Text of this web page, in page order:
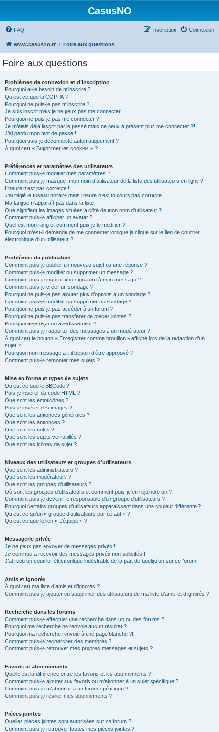
CasusNO
FAQ Connexion
Inscription
www.casusno.fr Foire aux questions
Foire aux questions
Problèmes de connexion et d’inscription
Pourquoi ai-je besoin de m’inscrire ?
Qu’est-ce que la COPPA ?
Pourquoi ne puis-je pas m’inscrire ?
Je suis inscrit mais je ne peux pas me connecter !
Pourquoi ne puis-je pas me connecter ?
Je m’étais déjà inscrit par le passé mais ne peux à présent plus me connecter ?!
J’ai perdu mon mot de passe !
Pourquoi suis-je déconnecté automatiquement ?
À quoi sert « Supprimer les cookies » ?
Préférences et paramètres des utilisateurs
Comment puis-je modifier mes paramètres ?
Comment puis-je masquer mon nom d’utilisateur de la liste des utilisateurs en ligne ?
L’heure n’est pas correcte !
J’ai réglé le fuseau horaire mais l’heure n’est toujours pas correcte !
Ma langue n’apparaît pas dans la liste !
Que signifient les images situées à côté de mon nom d’utilisateur ?
Comment puis-je afficher un avatar ?
Quel est mon rang et comment puis-je le modifier ?
Pourquoi m’est-il demandé de me connecter lorsque je clique sur le lien de courrier
électronique d’un utilisateur ?
Problèmes de publication
Comment puis-je publier un nouveau sujet ou une réponse ?
Comment puis-je modifier ou supprimer un message ?
Comment puis-je insérer une signature à mon message ?
Comment puis-je créer un sondage ?
Pourquoi ne puis-je pas ajouter plus d’options à un sondage ?
Comment puis-je modifier ou supprimer un sondage ?
Pourquoi ne puis-je pas accéder à un forum ?
Pourquoi ne puis-je pas transférer de pièces jointes ?
Pourquoi ai-je reçu un avertissement ?
Comment puis-je rapporter des messages à un modérateur ?
À quoi sert le bouton « Enregistrer comme brouillon » affiché lors de la rédaction d’un
sujet ?
Pourquoi mon message a-t-il besoin d’être approuvé ?
Comment puis-je remonter mes sujets ?
Mise en forme et types de sujets
Qu’est-ce que le BBCode ?
Puis-je insérer du code HTML ?
Que sont les émoticônes ?
Puis-je insérer des images ?
Que sont les annonces générales ?
Que sont les annonces ?
Que sont les notes ?
Que sont les sujets verrouillés ?
Que sont les icônes de sujet ?
Niveaux des utilisateurs et groupes d’utilisateurs
Que sont les administrateurs ?
Que sont les modérateurs ?
Que sont les groupes d’utilisateurs ?
Où sont les groupes d’utilisateurs et comment puis-je en rejoindre un ?
Comment puis-je devenir le responsable d’un groupe d’utilisateurs ?
Pourquoi certains groupes d’utilisateurs apparaissent dans une couleur différente ?
Qu’est-ce qu’un « groupe d’utilisateurs par défaut » ?
Qu’est-ce que le lien « L’équipe » ?
Messagerie privée
Je ne peux pas envoyer de messages privés !
Je continue à recevoir des messages privés non sollicités !
J’ai reçu un courrier électronique indésirable de la part de quelqu’un sur ce forum !
Amis et ignorés
À quoi sert ma liste d’amis et d’ignorés ?
Comment puis-je ajouter ou supprimer des utilisateurs de ma liste d’amis et d’ignorés ?
Recherche dans les forums
Comment puis-je effectuer une recherche dans un ou des forums ?
Pourquoi ma recherche ne renvoie aucun résultat ?
Pourquoi ma recherche renvoie à une page blanche ?!
Comment puis-je rechercher des membres ?
Comment puis-je retrouver mes propres messages et sujets ?
Favoris et abonnements
Quelle est la différence entre les favoris et les abonnements ?
Comment puis-je ajouter aux favoris ou m’abonner à un sujet spécifique ?
Comment puis-je m’abonner à un forum spécifique ?
Comment puis-je résilier mes abonnements ?
Pièces jointes
Quelles pièces jointes sont autorisées sur ce forum ?
Comment puis-je retrouver toutes mes pièces jointes ?